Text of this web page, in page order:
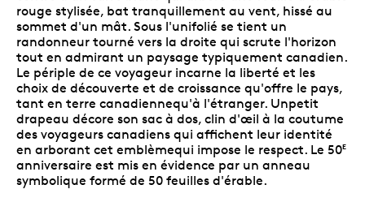
rouge stylisée, bat tranquillement au vent, hissé au
sommet d'un mât. Sous l'unifolié se tient un
randonneur tourné vers la droite qui scrute l'horizon
tout en admirant un paysage typiquement canadien.
Le périple de ce voyageur incarne la liberté et les
choix de découverte et de croissance qu'offre le pays,
tant en terre canadiennequ'à l'étranger. Unpetit
drapeau décore son sac à dos, clin d'œil à la coutume
des voyageurs canadiens qui affichent leur identité
en arborant cet emblèmequi impose le respect. Le 50E
anniversaire est mis en évidence par un anneau
symbolique formé de 50 feuilles d'érable.